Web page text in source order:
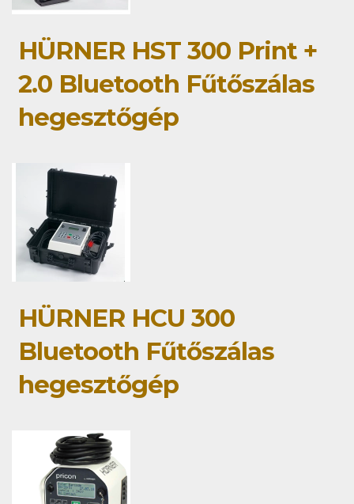
HÜRNER HST 300 Print +
2.0 Bluetooth Fűtőszálas
hegesztőgép
HÜRNER HCU 300
Bluetooth Fűtőszálas
hegesztőgép